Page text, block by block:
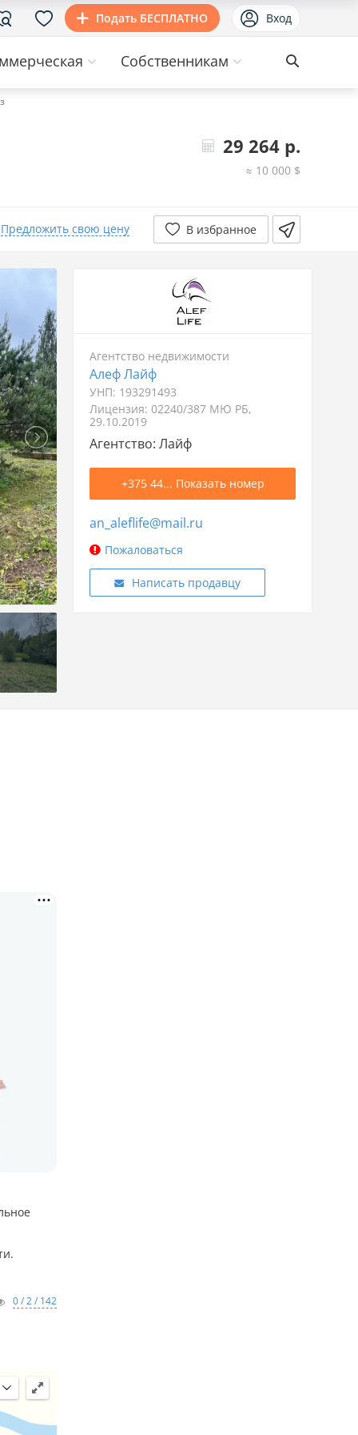
Подать БЕСПЛАТНО Вход
Собственникам
29 264 р.
≈ 10 000 $
Предложить свою цену В избранное
Агентство недвижимости
Алеф Лайф
УНП: 193291493
Лицензия: 02240/387 МЮ РБ,
29.10.2019
Агентство: Лайф
+375 44... Показать номер
an_aleflife@mail.ru
Пожаловаться
Написать продавцу
0 / 2 / 142